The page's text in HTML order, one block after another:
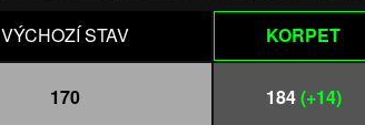
VÝCHOZÍ STAV KORPET
170 184(+14)